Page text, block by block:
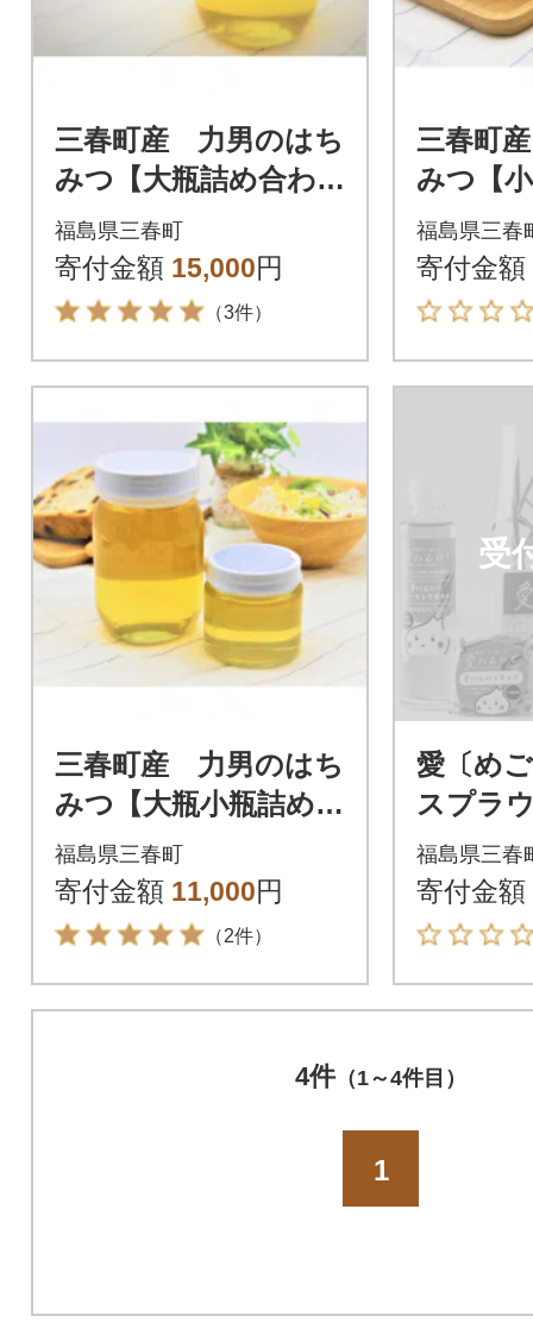
三春町産 力男のはち
みつ【大瓶詰め合わ
せ】
福島県三春町
寄付金額 15,000円
（3件）
三春町
みつ【
せ】
福島県三春
寄付金額
三春町産 力男のはち
みつ【大瓶小瓶詰め合
わせ】
福島県三春町
寄付金額 11,000円
（2件）
受
愛〔め
スプラ
わせ
福島県三春
寄付金額
4件（1～4件目）
1